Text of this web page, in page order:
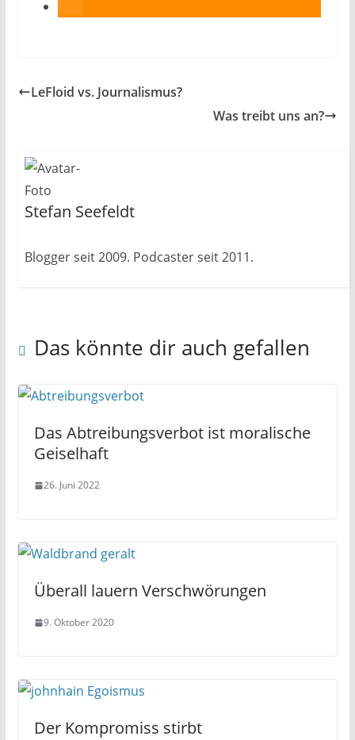
LeFloid vs. Journalismus?
Was treibt uns an?
Stefan Seefeldt
Blogger seit 2009. Podcaster seit 2011.
Das könnte dir auch gefallen
Das Abtreibungsverbot ist moralische
Geiselhaft
26. Juni 2022
Überall lauern Verschwörungen
9. Oktober 2020
Der Kompromiss stirbt